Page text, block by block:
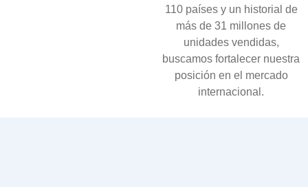
110 países y un historial de
más de 31 millones de
unidades vendidas,
buscamos fortalecer nuestra
posición en el mercado
internacional.